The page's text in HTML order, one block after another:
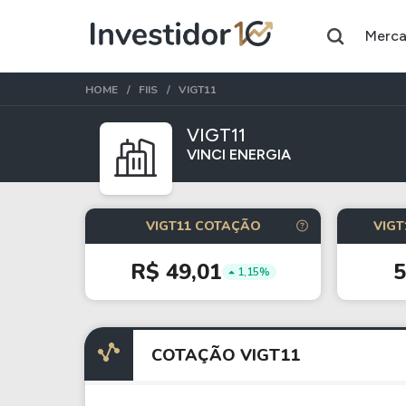
Assuntos do momento
Índice
Ibovespa
Ação
Petrobras
Ações
Taesa
Itausa
Ambev
FIIs
XPML11
RECR11
HOME FIIS VIGT11
VIGT11
VINCI ENERGIA
VIGT11 COTAÇÃO
R$ 49,01 1,15%
COTAÇÃO VIGT11